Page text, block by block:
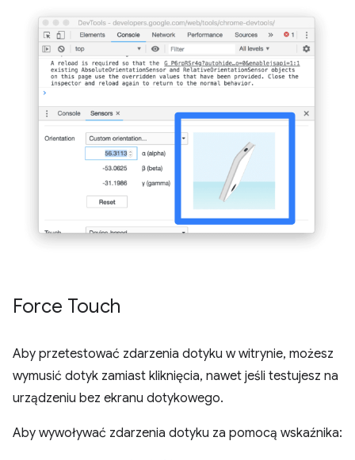
Force Touch
Aby przetestować zdarzenia dotyku w witrynie, możesz
wymusić dotyk zamiast kliknięcia, nawet jeśli testujesz na
urządzeniu bez ekranu dotykowego.
Aby wywoływać zdarzenia dotyku za pomocą wskaźnika: